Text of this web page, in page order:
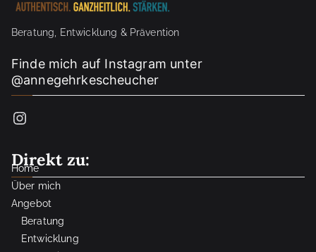
Beratung, Entwicklung & Prävention
Finde mich auf Instagram unter
@annegehrkescheucher
Instagram
Direkt zu:
Home
Über mich
Angebot
Beratung
Entwicklung